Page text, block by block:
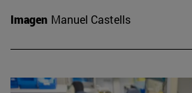
Imagen Manuel Castells